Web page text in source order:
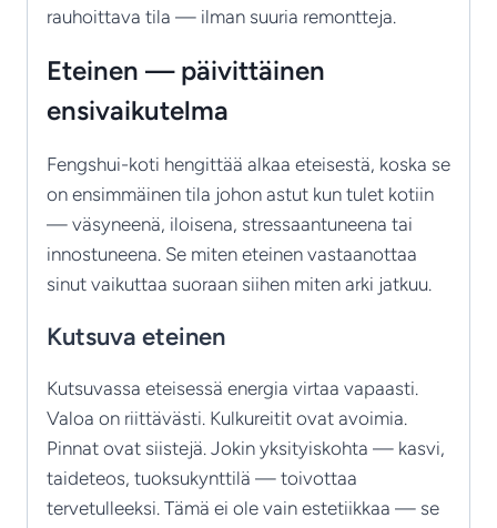
rauhoittava tila — ilman suuria remontteja.
Eteinen — päivittäinen
ensivaikutelma
Fengshui-koti hengittää alkaa eteisestä, koska se
on ensimmäinen tila johon astut kun tulet kotiin
— väsyneenä, iloisena, stressaantuneena tai
innostuneena. Se miten eteinen vastaanottaa
sinut vaikuttaa suoraan siihen miten arki jatkuu.
Kutsuva eteinen
Kutsuvassa eteisessä energia virtaa vapaasti.
Valoa on riittävästi. Kulkureitit ovat avoimia.
Pinnat ovat siistejä. Jokin yksityiskohta — kasvi,
taideteos, tuoksukynttilä — toivottaa
tervetulleeksi. Tämä ei ole vain estetiikkaa — se